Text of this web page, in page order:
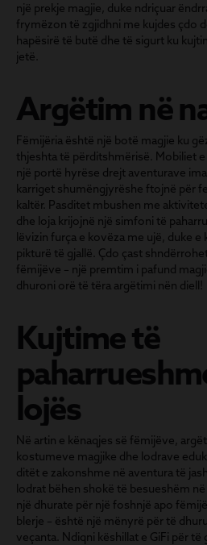
një prekje magjie, duke ndriçuar
frymëzon të zgjidhni me kujdes çdo
hapësirë të butë dhe të sigurt ku
jetë.
Argëtim në
Fëmijëria është një botë magjie ku
thjeshta të përditshmërisë. Mobiliet
një portë hyrëse drejt aventurave
karriget shumëngjyrëshe ftojnë për
kaltër. Pasditet mbushen me
dhe loja krijojnë një simfoni të
lëvizin furça e kovëza me ujë, duke e
pikturë të gjallë. Çdo çast
fëmijëve – një premtim i pafund
dhuroni orë të tëra argëtimi nën diell!
Kujtime të
lojës
Në artin e kënaqjes së fëmijëve,
kostumeve magjike dhe lodrave
ditët e zakonshme në aventura të
lodrat bëhen shokë të besueshëm
një dhurate për një foshnjë apo
blerje – është një mënyrë për të
veçanta. Ndiqni këshillat e GiFi për